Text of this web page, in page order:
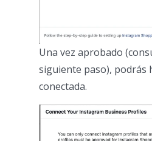
Una vez aprobado
siguiente paso), podrás
conectada.